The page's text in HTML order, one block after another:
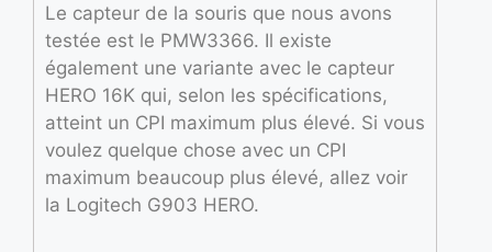
Le capteur de la souris que nous avons
testée est le PMW3366. Il existe
également une variante avec le capteur
HERO 16K qui, selon les spécifications,
atteint un CPI maximum plus élevé. Si vous
voulez quelque chose avec un CPI
maximum beaucoup plus élevé, allez voir
la Logitech G903 HERO.